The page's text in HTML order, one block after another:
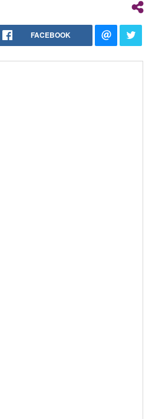
FACEBOOK